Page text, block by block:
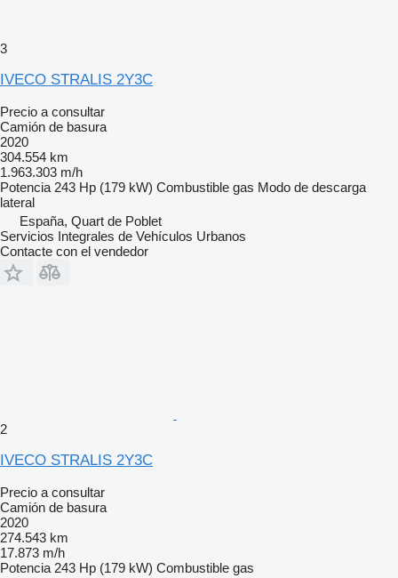
3
IVECO STRALIS 2Y3C
Precio a consultar
Camión de basura
2020
304.554 km
1.963.303 m/h
Potencia 243 Hp (179 kW) Combustible gas Modo de descarga
lateral
España, Quart de Poblet
Servicios Integrales de Vehículos Urbanos
Contacte con el vendedor
2
IVECO STRALIS 2Y3C
Precio a consultar
Camión de basura
2020
274.543 km
17.873 m/h
Potencia 243 Hp (179 kW) Combustible gas